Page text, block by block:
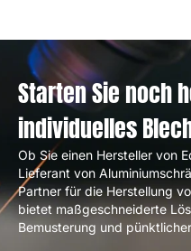
Starten Sie noch
individuelles
Ob Sie einen Hersteller von
Lieferant von
Partner für die Herstellung
bietet maßgeschneiderte
Bemusterung und